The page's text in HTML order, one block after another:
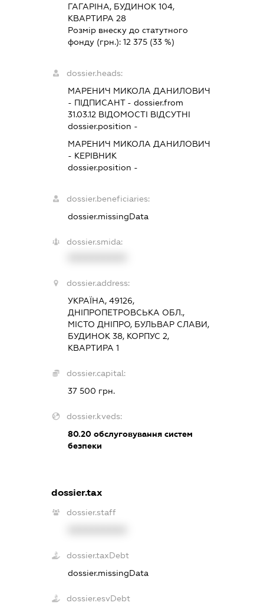
ГАГАРІНА, БУДИНОК 104,
КВАРТИРА 28
Розмір внеску до статутного
фонду (грн.): 12 375(33 %)
dossier.heads:
МАРЕНИЧ МИКОЛА ДАНИЛОВИЧ
- ПІДПИСАНТ- dossier.from
31.03.12 ВІДОМОСТІ ВІДСУТНІ
dossier.position -
МАРЕНИЧ МИКОЛА ДАНИЛОВИЧ
- КЕРІВНИК
dossier.position -
dossier.beneficiaries:
dossier.missingData
dossier.smida:
dossier.address:
УКРАЇНА, 49126,
ДНІПРОПЕТРОВСЬКА ОБЛ.,
МІСТО ДНІПРО, БУЛЬВАР СЛАВИ,
БУДИНОК 38, КОРПУС 2,
КВАРТИРА 1
dossier.capital:
37 500 грн.
dossier.kveds:
80.20обслуговування систем
безпеки
dossier.tax
dossier.staff
dossier.taxDebt
dossier.missingData
dossier.esvDebt